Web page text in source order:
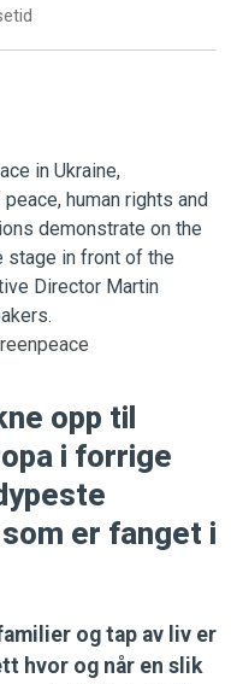
opp til
i forrige
er fanget i
og tap av liv er
hvor og når en slik